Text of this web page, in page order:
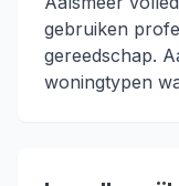
gebruiken
gereedschap.
woningtypen